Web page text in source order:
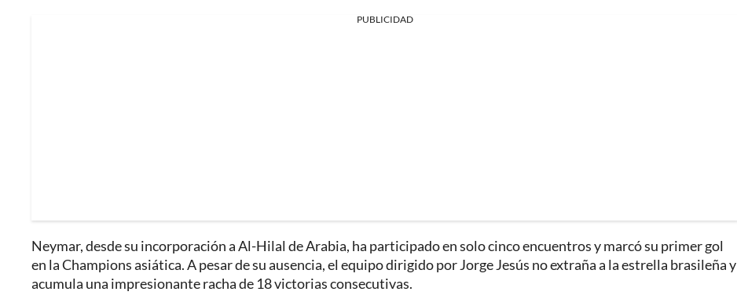
PUBLICIDAD
Neymar, desde su incorporación a Al-Hilal de Arabia, ha participado en solo cinco encuentros y marcó su primer gol
en la Champions asiática. A pesar de su ausencia, el equipo dirigido por Jorge Jesús no extraña a la estrella brasileña y
acumula una impresionante racha de 18 victorias consecutivas.